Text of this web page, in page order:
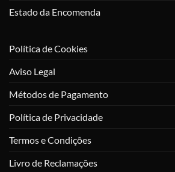
Estado da Encomenda
Política de Cookies
Aviso Legal
Métodos de Pagamento
Política de Privacidade
Termos e Condições
Livro de Reclamações